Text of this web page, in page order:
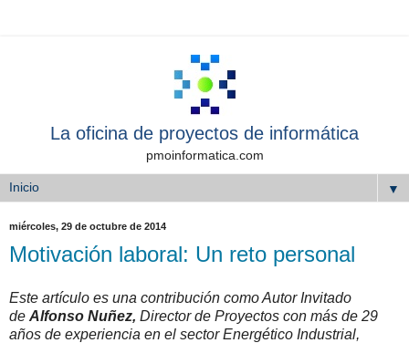
La oficina de proyectos de informática
pmoinformatica.com
▼
miércoles, 29 de octubre de 2014
Motivación laboral: Un reto personal
Este artículo es una contribución como Autor Invitado
de Alfonso Nuñez, Director de Proyectos con más de 29
años de experiencia en el sector Energético Industrial,